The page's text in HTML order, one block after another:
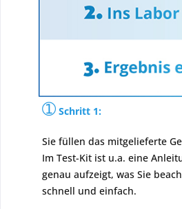
➀ Schritt 1:
Sie füllen das mitgelieferte
Im Test-Kit ist u.a. eine
genau aufzeigt, was Sie
schnell und einfach.